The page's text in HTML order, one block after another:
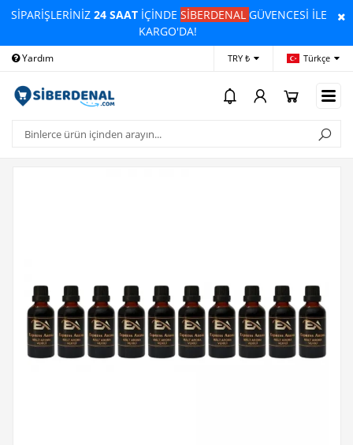
SİPARİŞLERİNİZ24 SAAT İÇİNDESİBERDENALGÜVENCESİ İLE
KARGO'DA!
Yardım Ödeme Bildirimi
TRY ₺ Türkçe